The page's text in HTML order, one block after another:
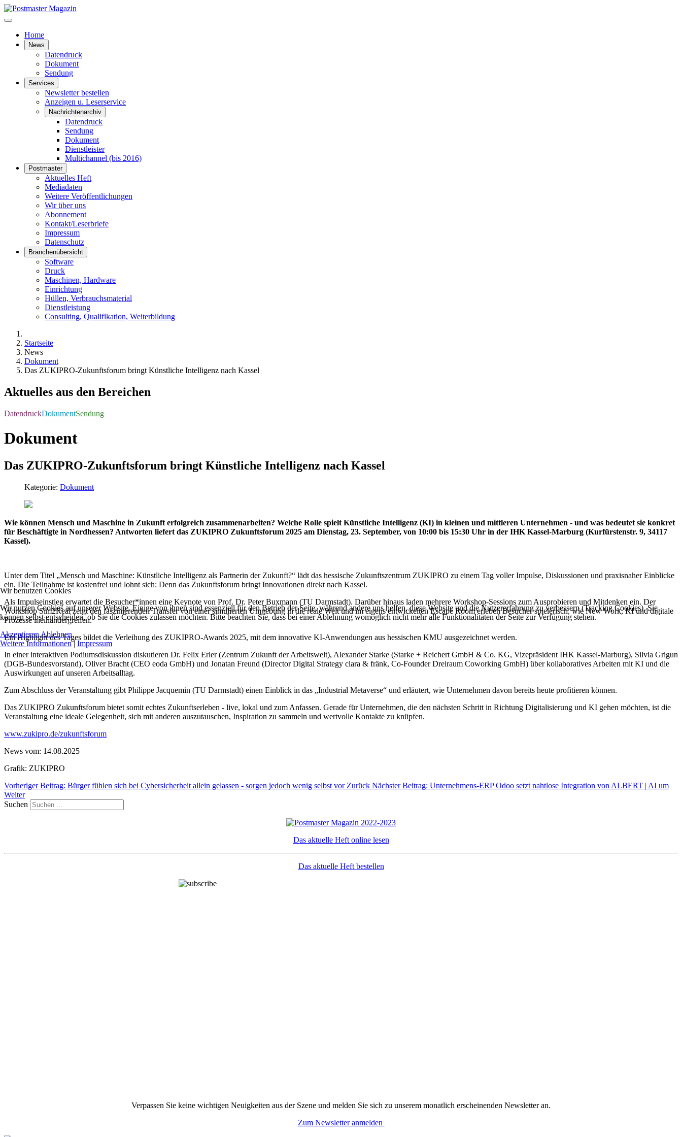
Home
News
Datendruck
Dokument
Sendung
Services
Newsletter bestellen
Anzeigen u. Leserservice
Nachrichtenarchiv
Datendruck
Sendung
Dokument
Dienstleister
Multichannel (bis 2016)
Postmaster
Aktuelles Heft
Mediadaten
Weitere Veröffentlichungen
Wir über uns
Abonnement
Kontakt/Leserbriefe
Impressum
Datenschutz
Branchenübersicht
Software
Druck
Maschinen, Hardware
Einrichtung
Hüllen, Verbrauchsmaterial
Dienstleistung
Consulting, Qualifikation, Weiterbildung
Startseite
News
Dokument
Das ZUKIPRO‐Zukunftsforum bringt Künstliche Intelligenz nach Kassel
Aktuelles aus den Bereichen
DatendruckDokumentSendung
Dokument
Das ZUKIPRO‐Zukunftsforum bringt Künstliche Intelligenz nach Kassel
Kategorie: Dokument
Wie können Mensch und Maschine in Zukunft erfolgreich zusammenarbeiten? Welche Rolle spielt Künstliche Intelligenz (KI) in kleinen und mittleren Unternehmen - und was bedeutet sie konkret
für Beschäftigte in Nordhessen? Antworten liefert das ZUKIPRO Zukunftsforum 2025 am Dienstag, 23. September, von 10:00 bis 15:30 Uhr in der IHK Kassel‐Marburg (Kurfürstenstr. 9, 34117
Kassel).
Unter dem Titel „Mensch und Maschine: Künstliche Intelligenz als Partnerin der Zukunft?“ lädt das hessische Zukunftszentrum ZUKIPRO zu einem Tag voller Impulse, Diskussionen und praxisnaher Einblicke
ein. Die Teilnahme ist kostenfrei und lohnt sich: Denn das Zukunftsforum bringt Innovationen direkt nach Kassel.
Als Impulseinstieg erwartet die Besucher*innen eine Keynote von Prof. Dr. Peter Buxmann (TU Darmstadt). Darüber hinaus laden mehrere Workshop-Sessions zum Ausprobieren und Mitdenken ein. Der
Workshop Sim2Real zeigt den faszinierenden Transfer von einer simulierten Umgebung in die reale Welt und im eigens entwickelten Escape Room erleben Besucher spielerisch, wie New Work, KI und digitale
Prozesse ineinandergreifen.
Ein Highlight des Tages bildet die Verleihung des ZUKIPRO‐Awards 2025, mit dem innovative KI‐Anwendungen aus hessischen KMU ausgezeichnet werden.
In einer interaktiven Podiumsdiskussion diskutieren Dr. Felix Erler (Zentrum Zukunft der Arbeitswelt), Alexander Starke (Starke + Reichert GmbH & Co. KG, Vizepräsident IHK Kassel-Marburg), Silvia Grigun
(DGB-Bundesvorstand), Oliver Bracht (CEO eoda GmbH) und Jonatan Freund (Director Digital Strategy clara & fränk, Co-Founder Dreiraum Coworking GmbH) über kollaboratives Arbeiten mit KI und die
Auswirkungen auf unseren Arbeitsalltag.
Zum Abschluss der Veranstaltung gibt Philippe Jacquemin (TU Darmstadt) einen Einblick in das „Industrial Metaverse“ und erläutert, wie Unternehmen davon bereits heute profitieren können.
Das ZUKIPRO Zukunftsforum bietet somit echtes Zukunftserleben - live, lokal und zum Anfassen. Gerade für Unternehmen, die den nächsten Schritt in Richtung Digitalisierung und KI gehen möchten, ist die
Veranstaltung eine ideale Gelegenheit, sich mit anderen auszutauschen, Inspiration zu sammeln und wertvolle Kontakte zu knüpfen.
www.zukipro.de/zukunftsforum
News vom: 14.08.2025
Grafik: ZUKIPRO
Vorheriger Beitrag: Bürger fühlen sich bei Cybersicherheit allein gelassen - sorgen jedoch wenig selbst vor Zurück Nächster Beitrag: Unternehmens-ERP Odoo setzt nahtlose Integration von ALBERT | AI um
Weiter
Suchen
Das aktuelle Heft online lesen
Das aktuelle Heft bestellen
Verpassen Sie keine wichtigen Neuigkeiten aus der Szene und melden Sie sich zu unserem monatlich erscheinenden Newsletter an.
Zum Newsletter anmelden
Wir benutzen Cookies
Wir nutzen Cookies auf unserer Website. Einige von ihnen sind essenziell für den Betrieb der Seite, während andere uns helfen, diese Website und die Nutzererfahrung zu verbessern (Tracking Cookies). Sie
können selbst entscheiden, ob Sie die Cookies zulassen möchten. Bitte beachten Sie, dass bei einer Ablehnung womöglich nicht mehr alle Funktionalitäten der Seite zur Verfügung stehen.
AkzeptierenAblehnen
Weitere Informationen| Impressum